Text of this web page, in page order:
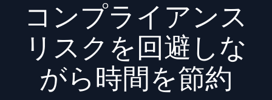
ログイン 無料トライアル サポート
Dojo AI 新着
マルチエージェントAIプラットフォーム
コンプライアンス
リスクを回避しな
がら時間を節約